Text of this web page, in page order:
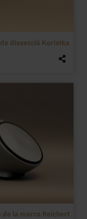
dissecció Koristka
la marca Reichert